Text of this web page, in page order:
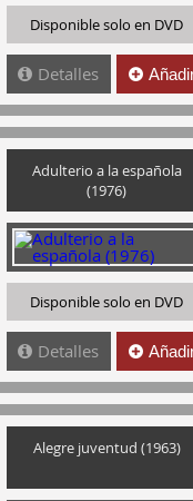
Disponible solo en DVD
Detalles
Adulterio a la española
(1976)
Disponible solo en DVD
Detalles
Alegre juventud (1963)